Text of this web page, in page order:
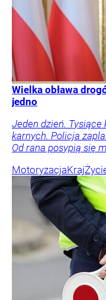
Wielka obława
jedno
Jeden dzień.
karnych. Policja
Od rana posypią się
MotoryzacjaKraj